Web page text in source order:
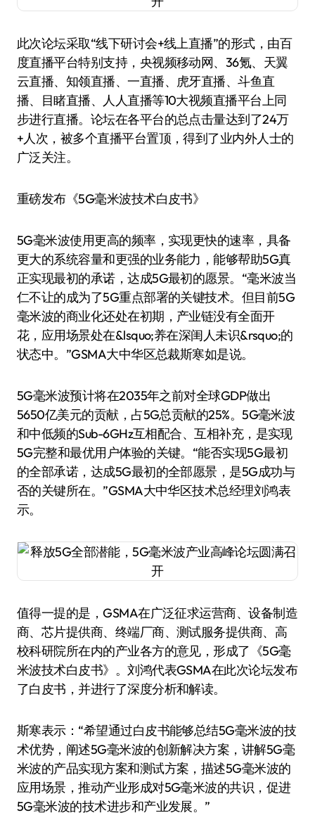
此次论坛采取“线下研讨会+线上直播”的形式，由百
度直播平台特别支持，央视频移动网、36氪、天翼
云直播、知领直播、一直播、虎牙直播、斗鱼直
播、目睹直播、人人直播等10大视频直播平台上同
步进行直播。论坛在各平台的总点击量达到了24万
+人次，被多个直播平台置顶，得到了业内外人士的
广泛关注。
重磅发布《5G毫米波技术白皮书》
5G毫米波使用更高的频率，实现更快的速率，具备
更大的系统容量和更强的业务能力，能够帮助5G真
正实现最初的承诺，达成5G最初的愿景。“毫米波当
仁不让的成为了5G重点部署的关键技术。但目前5G
毫米波的商业化还处在初期，产业链没有全面开
花，应用场景处在&lsquo;养在深闺人未识&rsquo;的
状态中。”GSMA大中华区总裁斯寒如是说。
5G毫米波预计将在2035年之前对全球GDP做出
5650亿美元的贡献，占5G总贡献的25%。5G毫米波
和中低频的Sub-6GHz互相配合、互相补充，是实现
5G完整和最优用户体验的关键。“能否实现5G最初
的全部承诺，达成5G最初的全部愿景，是5G成功与
否的关键所在。”GSMA大中华区技术总经理刘鸿表
示。
值得一提的是，GSMA在广泛征求运营商、设备制造
商、芯片提供商、终端厂商、测试服务提供商、高
校科研院所在内的产业各方的意见，形成了《5G毫
米波技术白皮书》。刘鸿代表GSMA在此次论坛发布
了白皮书，并进行了深度分析和解读。
斯寒表示：“希望通过白皮书能够总结5G毫米波的技
术优势，阐述5G毫米波的创新解决方案，讲解5G毫
米波的产品实现方案和测试方案，描述5G毫米波的
应用场景，推动产业形成对5G毫米波的共识，促进
5G毫米波的技术进步和产业发展。”